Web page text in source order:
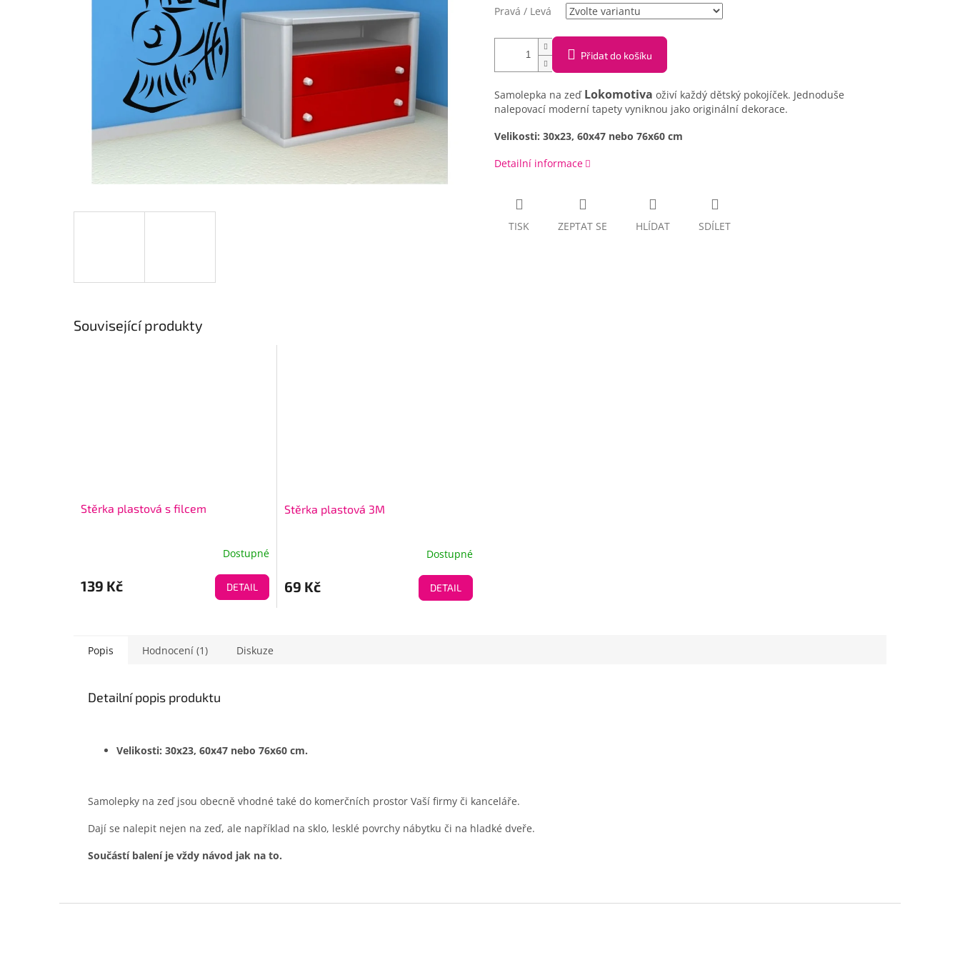
Pravá / Levá
Přidat do košíku
Samolepka na zeď Lokomotiva oživí každý dětský pokojíček. Jednoduše
nalepovací moderní tapety vyniknou jako originální dekorace.
Velikosti: 30x23, 60x47 nebo 76x60 cm
Detailní informace
TISK ZEPTAT SE HLÍDAT SDÍLET
Související produkty
Stěrka plastová s filcem
Dostupné
139 Kč DETAIL
Stěrka plastová 3M
Dostupné
69 Kč DETAIL
Popis Hodnocení (1) Diskuze
Detailní popis produktu
Velikosti: 30x23, 60x47 nebo 76x60 cm.
Samolepky na zeď jsou obecně vhodné také do komerčních prostor Vaší firmy či kanceláře.
Dají se nalepit nejen na zeď, ale například na sklo, lesklé povrchy nábytku či na hladké dveře.
Součástí balení je vždy návod jak na to.